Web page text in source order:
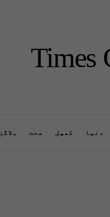
دنیا کھیل صحت بلاگز